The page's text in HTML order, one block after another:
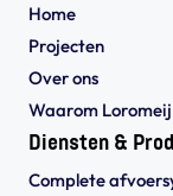
Home
Projecten
Over ons
Waarom Loromeij
Diensten &
Complete